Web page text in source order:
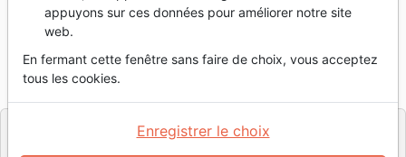
Le combat pour la joie
Auteur :
RéférenceCRU9560 EAN9782924595602
Cruciforme
appuyons sur ces données pour améliorer notre site
web.
En fermant cette fenêtre sans faire de choix, vous acceptez
tous les cookies.
Enregistrer le choix